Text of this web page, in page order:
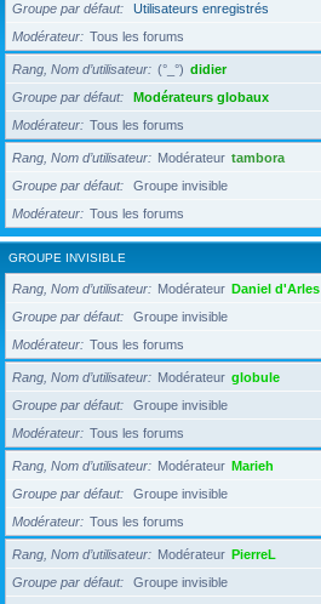
Groupe par défaut
Utilisateurs enregistrés
Modérateur
Tous les forums
Rang, Nom d’utilisateur (°_°) didier
Groupe par défaut
Modérateurs globaux
Modérateur
Tous les forums
Rang, Nom d’utilisateur Modérateur tambora
Groupe par défaut
Groupe invisible
Modérateur
Tous les forums
GROUPE INVISIBLE
Rang, Nom d’utilisateur Modérateur Daniel d'Arles
Groupe par défaut
Groupe invisible
Modérateur
Tous les forums
Rang, Nom d’utilisateur Modérateur globule
Groupe par défaut
Groupe invisible
Modérateur
Tous les forums
Rang, Nom d’utilisateur Modérateur Marieh
Groupe par défaut
Groupe invisible
Modérateur
Tous les forums
Rang, Nom d’utilisateur Modérateur PierreL
Groupe par défaut
Groupe invisible